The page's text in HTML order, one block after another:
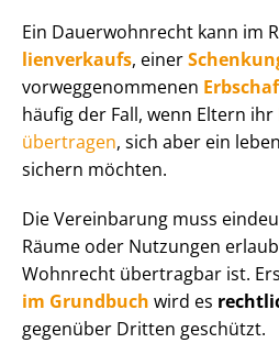
Ein Dauerwohnrecht kann im
li­en­ver­kaufs, einer
vor­weg­ge­nom­me­nen
häufig der Fall, wenn Eltern ihr
übertragen, sich aber ein
sichern möchten.
Die Vereinbarung muss
Räume oder Nutzungen
Wohnrecht übertragbar ist.
im Grundbuch wird es
gegenüber Dritten geschützt.